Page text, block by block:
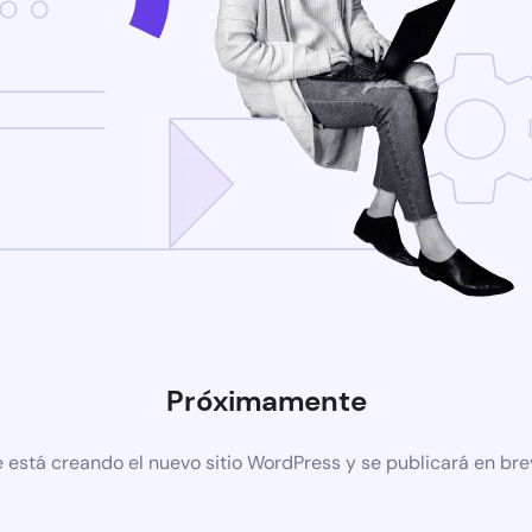
Próximamente
está creando el nuevo sitio WordPress y se publicará en